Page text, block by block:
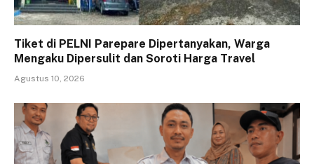
Tiket di PELNI Parepare Dipertanyakan, Warga
Mengaku Dipersulit dan Soroti Harga Travel
Agustus 10, 2026